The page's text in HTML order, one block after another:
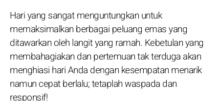
Hari yang sangat menguntungkan untuk
memaksimalkan berbagai peluang emas yang
ditawarkan oleh langit yang ramah. Kebetulan yang
membahagiakan dan pertemuan tak terduga akan
menghiasi hari Anda dengan kesempatan menarik
namun cepat berlalu; tetaplah waspada dan
responsif!